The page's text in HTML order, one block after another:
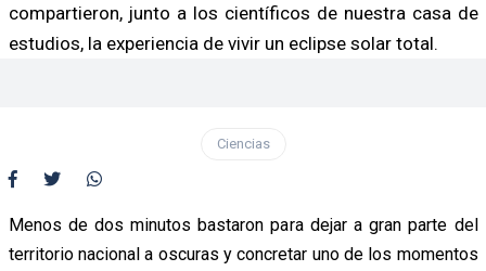
compartieron, junto a los científicos de nuestra casa de
estudios, la experiencia de vivir un eclipse solar total.
Ciencias
Menos de dos minutos bastaron para dejar a gran parte del
territorio nacional a oscuras y concretar uno de los momentos